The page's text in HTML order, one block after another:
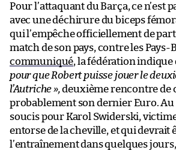
Pour l’attaquant du Barça, ce n’est
avec une déchirure du biceps
qui l’empêche officiellement de
match de son pays, contre les Pays-
communiqué, la fédération
pour que Robert puisse jouer le
l’Autriche »,deuxième rencontre de
probablement son dernier Euro. Au
soucis pour Karol Swiderski,
entorse de la cheville, et qui devrait
l’entraînement dans quelques